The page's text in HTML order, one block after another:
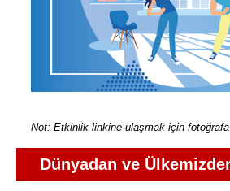
Not: Etkinlik linkine ulaşmak için fotoğrafa
Dünyadan ve